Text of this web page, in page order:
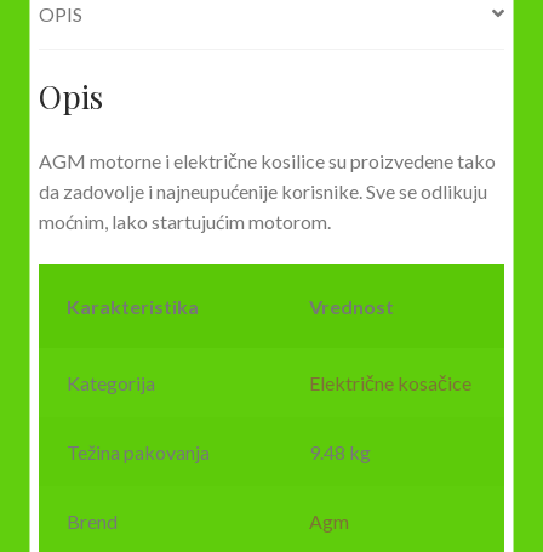
OPIS
Opis
AGM motorne i električne kosilice su proizvedene tako
da zadovolje i najneupućenije korisnike. Sve se odlikuju
moćnim, lako startujućim motorom.
Karakteristika Vrednost
Kategorija Električne kosačice
Težina pakovanja 9.48 kg
Brend Agm